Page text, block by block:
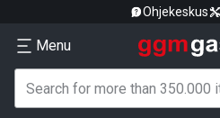
Ohjekeskus
Menu